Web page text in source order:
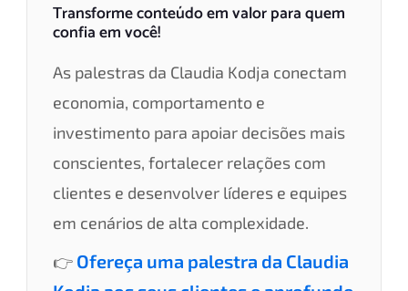
Transforme conteúdo em valor para quem
confia em você!
As palestras da Claudia Kodja conectam
economia, comportamento e
investimento para apoiar decisões mais
conscientes, fortalecer relações com
clientes e desenvolver líderes e equipes
em cenários de alta complexidade.
👉 Ofereça uma palestra da Claudia